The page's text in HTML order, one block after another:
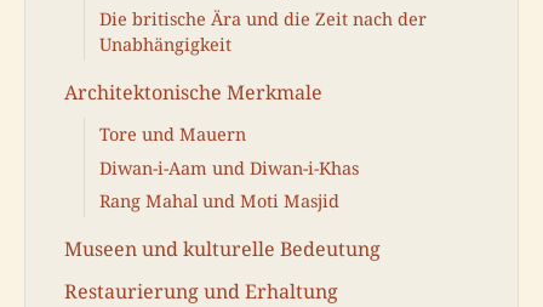
Die britische Ära und die Zeit nach der
Unabhängigkeit
Architektonische Merkmale
Tore und Mauern
Diwan-i-Aam und Diwan-i-Khas
Rang Mahal und Moti Masjid
Museen und kulturelle Bedeutung
Restaurierung und Erhaltung